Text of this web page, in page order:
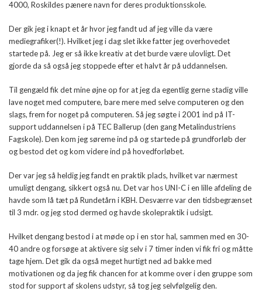
4000, Roskildes pænere navn for deres produktionsskole.
Der gik jeg i knapt et år hvor jeg fandt ud af jeg ville da være
mediegrafiker(!). Hvilket jeg i dag slet ikke fatter jeg overhovedet
startede på. Jeg er så ikke kreativ at det burde være ulovligt. Det
gjorde da så også jeg stoppede efter et halvt år på uddannelsen.
Til gengæld fik det mine øjne op for at jeg da egentlig gerne stadig ville
lave noget med computere, bare mere med selve computeren og den
slags, frem for noget på computeren. Så jeg søgte i 2001 ind på IT-
support uddannelsen i på TEC Ballerup (den gang Metalindustriens
Fagskole). Den kom jeg søreme ind på og startede på grundforløb der
og bestod det og kom videre ind på hovedforløbet.
Der var jeg så heldig jeg fandt en praktik plads, hvilket var nærmest
umuligt dengang, sikkert også nu. Det var hos UNI-C i en lille afdeling de
havde som lå tæt på Rundetårn i KBH. Desværre var den tidsbegrænset
til 3 mdr. og jeg stod dermed og havde skolepraktik i udsigt.
Hvilket dengang bestod i at møde op i en stor hal, sammen med en 30-
40 andre og forsøge at aktivere sig selv i 7 timer inden vi fik fri og måtte
tage hjem. Det gik da også meget hurtigt ned ad bakke med
motivationen og da jeg fik chancen for at komme over i den gruppe som
stod for support af skolens udstyr, så tog jeg selvfølgelig den.